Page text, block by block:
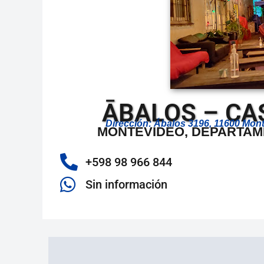
ĀBALOS –
Dirección: Ábalos 3196, 11600
MONTEVIDEO,
+598 98 966 844
Sin información